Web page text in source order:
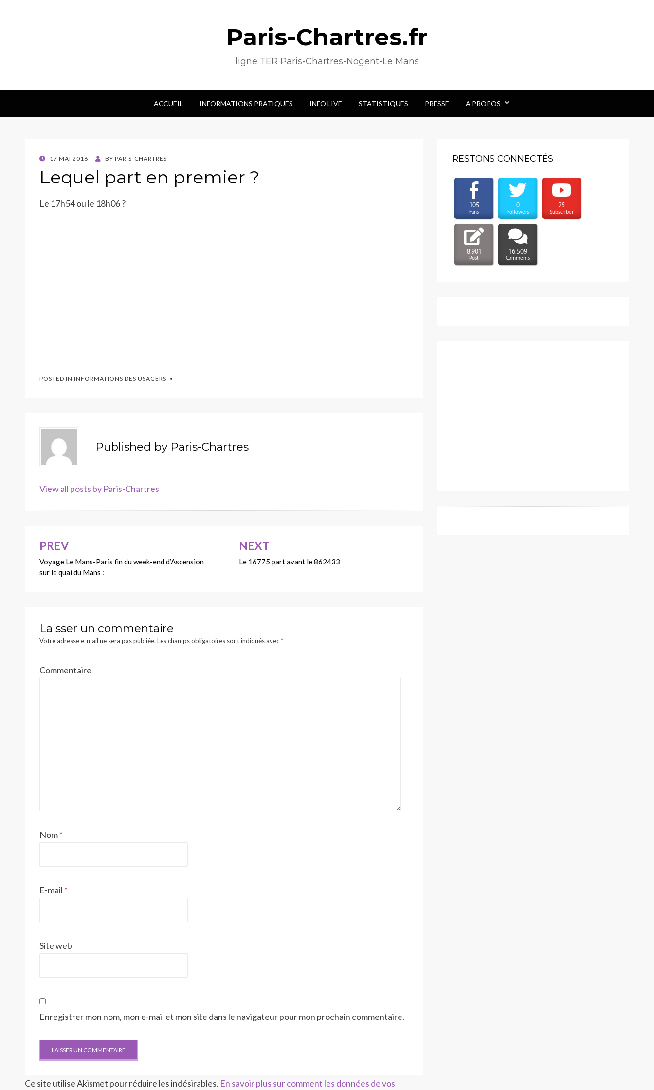
Paris-Chartres.fr
ligne TER Paris-Chartres-Nogent-Le Mans
ACCUEIL INFORMATIONS PRATIQUES INFO LIVE STATISTIQUES PRESSE A PROPOS
POSTED
17 MAI 2016 BY PARIS-CHARTRES
Lequel part en premier ?
Le 17h54 ou le 18h06 ?
POSTED IN INFORMATIONS DES USAGERS
Published by Paris-Chartres
View all posts by Paris-Chartres
Navigation
de
PREV
Voyage Le Mans-Paris fin du week-end d’Ascension
sur le quai du Mans :
NEXT
Le 16775 part avant le 862433
Laisser un commentaire
Votre adresse e-mail ne sera pas publiée. Les champs obligatoires sont indiqués avec*
Commentaire
Nom*
E-mail *
Site web
Enregistrer mon nom, mon e-mail et mon site dans le navigateur pour mon prochain commentaire.
Ce site utilise Akismet pour réduire les indésirables. En savoir plus sur comment les données de vos
RESTONS CONNECTÉS
105
Fans
0
Followers
25
Subscriber
8,901
Post
16,509
Comments